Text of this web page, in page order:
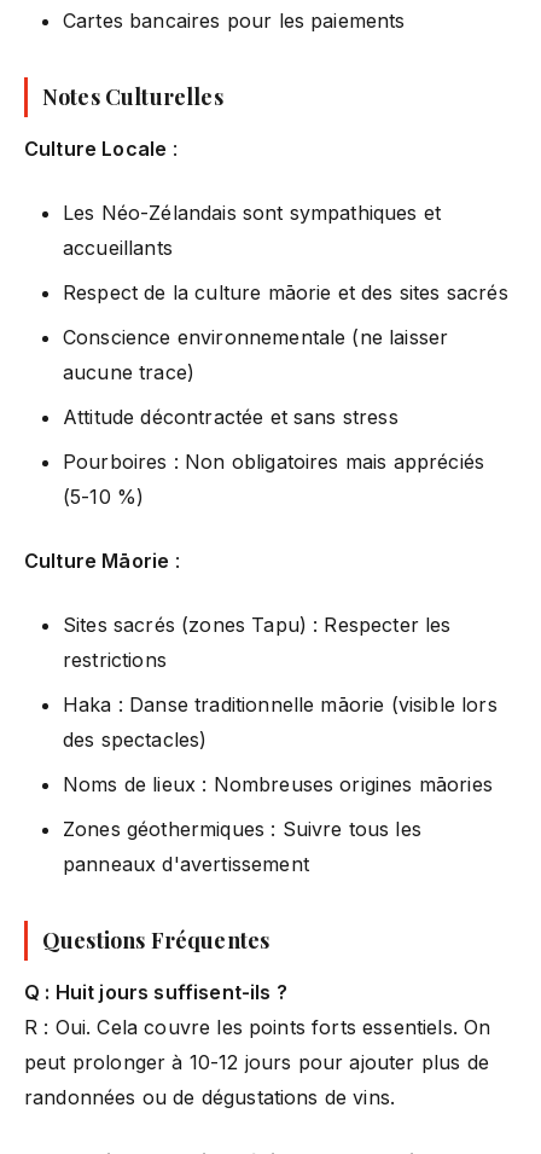
Cartes bancaires pour les paiements
Notes Culturelles
Culture Locale :
Les Néo-Zélandais sont sympathiques et
accueillants
Respect de la culture māorie et des sites sacrés
Conscience environnementale (ne laisser
aucune trace)
Attitude décontractée et sans stress
Pourboires : Non obligatoires mais appréciés
(5-10 %)
Culture Māorie :
Sites sacrés (zones Tapu) : Respecter les
restrictions
Haka : Danse traditionnelle māorie (visible lors
des spectacles)
Noms de lieux : Nombreuses origines māories
Zones géothermiques : Suivre tous les
panneaux d'avertissement
Questions Fréquentes
Q : Huit jours suffisent-ils ?
R : Oui. Cela couvre les points forts essentiels. On
peut prolonger à 10-12 jours pour ajouter plus de
randonnées ou de dégustations de vins.